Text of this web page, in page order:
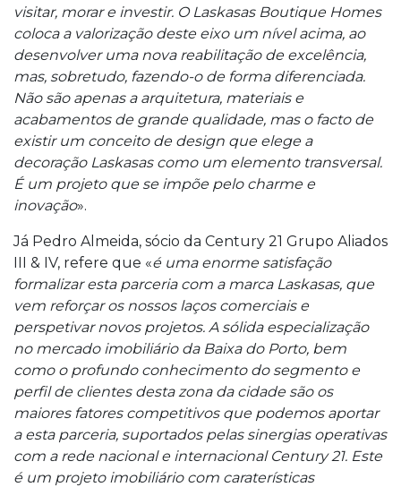
visitar, morar e investir. O Laskasas Boutique Homes
coloca a valorização deste eixo um nível acima, ao
desenvolver uma nova reabilitação de excelência,
mas, sobretudo, fazendo-o de forma diferenciada.
Não são apenas a arquitetura, materiais e
acabamentos de grande qualidade, mas o facto de
existir um conceito de design que elege a
decoração Laskasas como um elemento transversal.
É um projeto que se impõe pelo charme e
inovação».
Já Pedro Almeida, sócio da Century 21 Grupo Aliados
III & IV, refere que «é uma enorme satisfação
formalizar esta parceria com a marca Laskasas, que
vem reforçar os nossos laços comerciais e
perspetivar novos projetos. A sólida especialização
no mercado imobiliário da Baixa do Porto, bem
como o profundo conhecimento do segmento e
perfil de clientes desta zona da cidade são os
maiores fatores competitivos que podemos aportar
a esta parceria, suportados pelas sinergias operativas
com a rede nacional e internacional Century 21. Este
é um projeto imobiliário com caraterísticas